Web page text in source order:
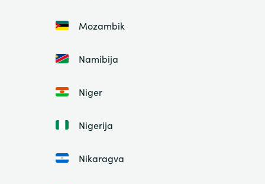
Mozambik
Namibija
Niger
Nigerija
Nikaragva